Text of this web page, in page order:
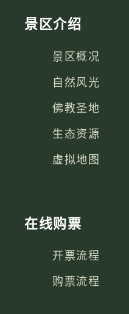
景区介绍
景区概况
自然风光
佛教圣地
生态资源
虚拟地图
在线购票
开票流程
购票流程